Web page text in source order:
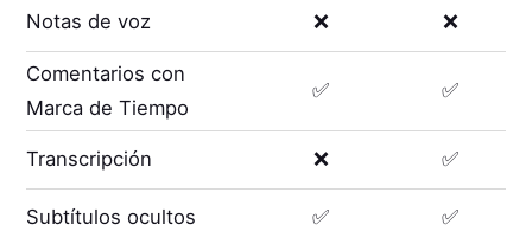
Notas de voz ❌ ❌
Comentarios con
Marca de Tiempo
✅ ✅
Transcripción ❌ ✅
Subtítulos ocultos ✅ ✅